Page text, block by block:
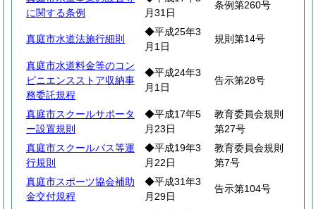
に関する条例
月31日
条例第260号
真庭市水道法施行細則
◆平成25年3
月1日
規則第14号
真庭市水道料金等のコン
ビニエンスストア収納事
務委託規程
◆平成24年3
月1日
告示第28号
真庭市スクールサポータ
ー設置規則
◆平成17年5
月23日
教育委員会規則
第27号
真庭市スクールバス等運
行規則
◆平成19年3
月22日
教育委員会規則
第7号
真庭市スポーツ協会補助
金交付規程
◆平成31年3
月29日
告示第104号